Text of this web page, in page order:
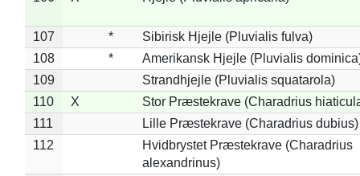
107 *
Sibirisk Hjejle (Pluvialis fulva)
108
*
Amerikansk Hjejle (Pluvialis
109
Strandhjejle (Pluvialis squatarola)
110
X
Stor Præstekrave (Charadrius
111
Lille Præstekrave (Charadrius dubius)
112
Hvidbrystet Præstekrave (Charadrius
alexandrinus)